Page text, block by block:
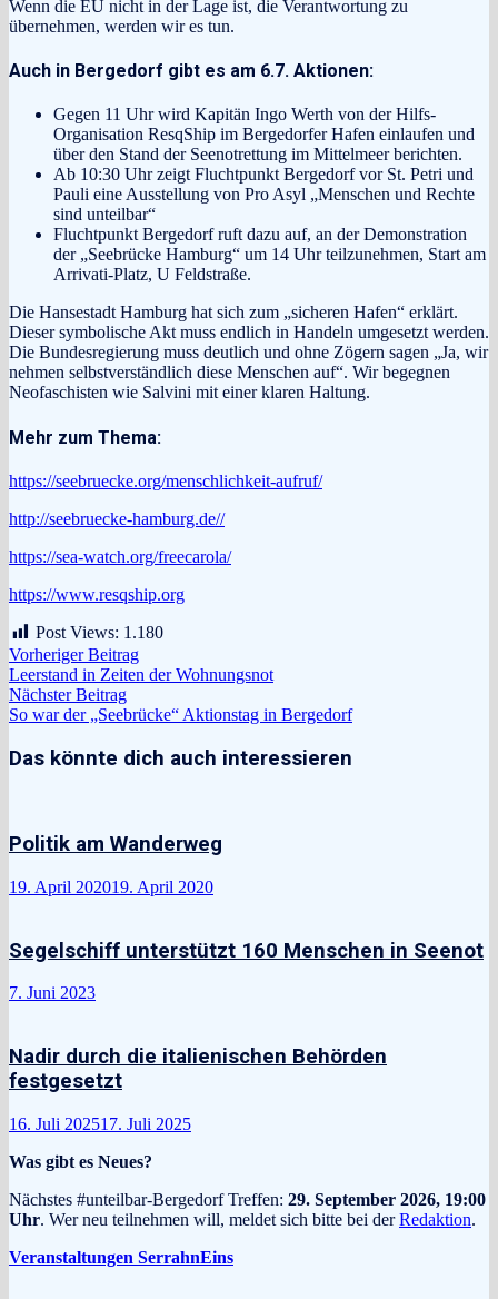
Wenn die EU nicht in der Lage ist, die Verantwortung zu
übernehmen, werden wir es tun.
Auch in Bergedorf gibt es am 6.7. Aktionen:
Gegen 11 Uhr wird Kapitän Ingo Werth von der Hilfs-
Organisation ResqShip im Bergedorfer Hafen einlaufen und
über den Stand der Seenotrettung im Mittelmeer berichten.
Ab 10:30 Uhr zeigt Fluchtpunkt Bergedorf vor St. Petri und
Pauli eine Ausstellung von Pro Asyl „Menschen und Rechte
sind unteilbar“
Fluchtpunkt Bergedorf ruft dazu auf, an der Demonstration
der „Seebrücke Hamburg“ um 14 Uhr teilzunehmen, Start am
Arrivati-Platz, U Feldstraße.
Die Hansestadt Hamburg hat sich zum „sicheren Hafen“ erklärt.
Dieser symbolische Akt muss endlich in Handeln umgesetzt werden.
Die Bundesregierung muss deutlich und ohne Zögern sagen „Ja, wir
nehmen selbstverständlich diese Menschen auf“. Wir begegnen
Neofaschisten wie Salvini mit einer klaren Haltung.
Mehr zum Thema:
https://seebruecke.org/menschlichkeit-aufruf/
http://seebruecke-hamburg.de//
https://sea-watch.org/freecarola/
https://www.resqship.org
Post Views: 1.180
Beitragsnavigation
Vorheriger BeitragVorheriger
Beitrag:
Leerstand in Zeiten der Wohnungsnot
Nächster BeitragNächster
Beitrag:
So war der „Seebrücke“ Aktionstag in Bergedorf
Das könnte dich auch interessieren
Politik am Wanderweg
19. April 202019. April 2020
Segelschiff unterstützt 160 Menschen in Seenot
7. Juni 2023
Nadir durch die italienischen Behörden
festgesetzt
16. Juli 202517. Juli 2025
Was gibt es Neues?
Nächstes #unteilbar-Bergedorf Treffen: 29. September 2026, 19:00
Uhr. Wer neu teilnehmen will, meldet sich bitte bei derRedaktion.
Veranstaltungen SerrahnEins